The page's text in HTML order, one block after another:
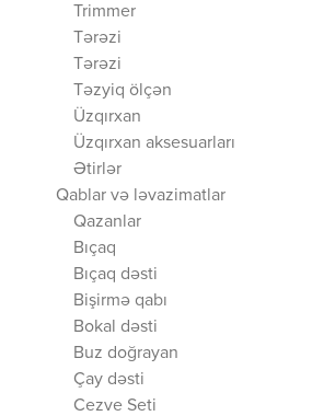
Trimmer
Tərəzi
Tərəzi
Təzyiq ölçən
Üzqırxan
Üzqırxan aksesuarları
Ətirlər
Qablar və ləvazimatlar
Qazanlar
Bıçaq
Bıçaq dəsti
Bişirmə qabı
Bokal dəsti
Buz doğrayan
Çay dəsti
Cezve Seti